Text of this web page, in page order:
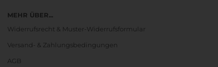
MEHR ÜBER...
Widerrufsrecht & Muster-Widerrufsformular
Versand- & Zahlungsbedingungen
AGB